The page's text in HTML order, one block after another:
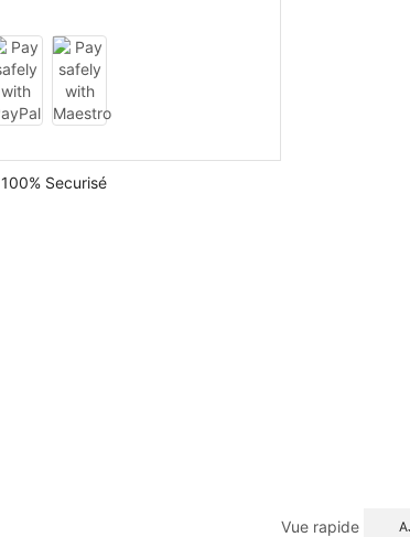
100% Securisé
Vue rapide